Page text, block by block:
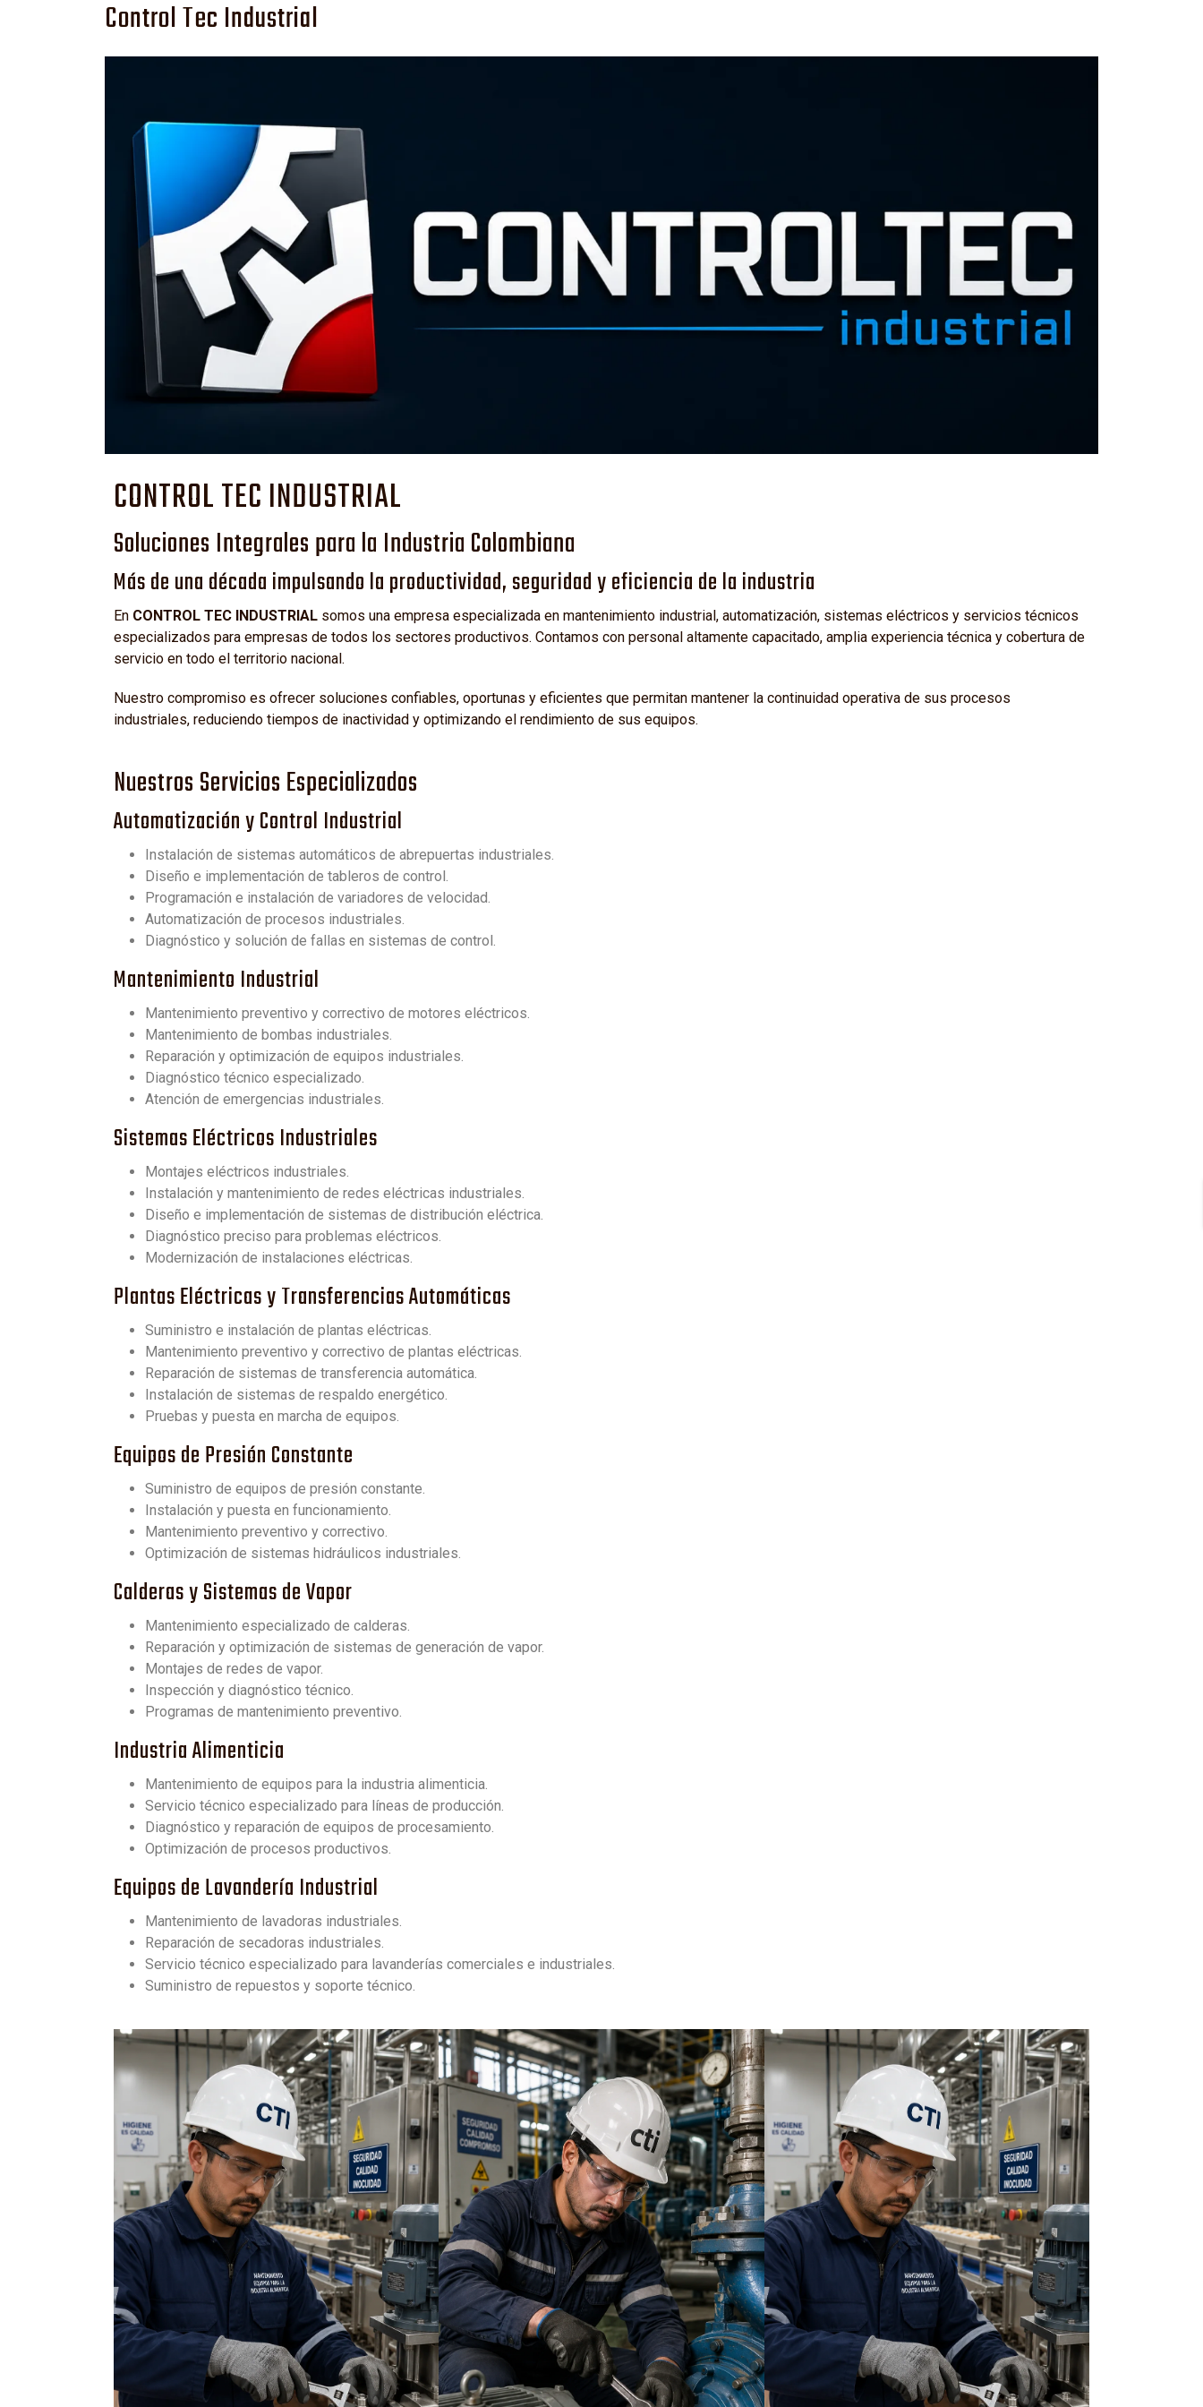
Control Tec Industrial
CONTROL TEC INDUSTRIAL
Soluciones Integrales para la Industria Colombiana
Más de una década impulsando la productividad, seguridad y eficiencia de la industria
En CONTROL TEC INDUSTRIAL somos una empresa especializada en mantenimiento industrial, automatización, sistemas eléctricos y servicios técnicos
especializados para empresas de todos los sectores productivos. Contamos con personal altamente capacitado, amplia experiencia técnica y cobertura de
servicio en todo el territorio nacional.
Nuestro compromiso es ofrecer soluciones confiables, oportunas y eficientes que permitan mantener la continuidad operativa de sus procesos
industriales, reduciendo tiempos de inactividad y optimizando el rendimiento de sus equipos.
Nuestros Servicios Especializados
Automatización y Control Industrial
Instalación de sistemas automáticos de abrepuertas industriales.
Diseño e implementación de tableros de control.
Programación e instalación de variadores de velocidad.
Automatización de procesos industriales.
Diagnóstico y solución de fallas en sistemas de control.
Mantenimiento Industrial
Mantenimiento preventivo y correctivo de motores eléctricos.
Mantenimiento de bombas industriales.
Reparación y optimización de equipos industriales.
Diagnóstico técnico especializado.
Atención de emergencias industriales.
Sistemas Eléctricos Industriales
Montajes eléctricos industriales.
Instalación y mantenimiento de redes eléctricas industriales.
Diseño e implementación de sistemas de distribución eléctrica.
Diagnóstico preciso para problemas eléctricos.
Modernización de instalaciones eléctricas.
Plantas Eléctricas y Transferencias Automáticas
Suministro e instalación de plantas eléctricas.
Mantenimiento preventivo y correctivo de plantas eléctricas.
Reparación de sistemas de transferencia automática.
Instalación de sistemas de respaldo energético.
Pruebas y puesta en marcha de equipos.
Equipos de Presión Constante
Suministro de equipos de presión constante.
Instalación y puesta en funcionamiento.
Mantenimiento preventivo y correctivo.
Optimización de sistemas hidráulicos industriales.
Calderas y Sistemas de Vapor
Mantenimiento especializado de calderas.
Reparación y optimización de sistemas de generación de vapor.
Montajes de redes de vapor.
Inspección y diagnóstico técnico.
Programas de mantenimiento preventivo.
Industria Alimenticia
Mantenimiento de equipos para la industria alimenticia.
Servicio técnico especializado para líneas de producción.
Diagnóstico y reparación de equipos de procesamiento.
Optimización de procesos productivos.
Equipos de Lavandería Industrial
Mantenimiento de lavadoras industriales.
Reparación de secadoras industriales.
Servicio técnico especializado para lavanderías comerciales e industriales.
Suministro de repuestos y soporte técnico.